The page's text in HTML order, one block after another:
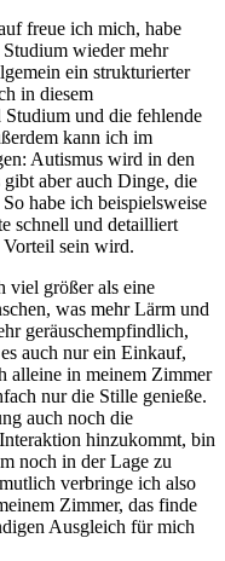
freue ich mich, habe
Studium wieder mehr
ein strukturierter
in diesem
und die fehlende
kann ich im
Autismus wird in den
aber auch Dinge, die
habe ich beispielsweise
schnell und detailliert
sein wird.
viel größer als eine
was mehr Lärm und
geräuschempfindlich,
auch nur ein Einkauf,
alleine in meinem Zimmer
nur die Stille genieße.
auch noch die
hinzukommt, bin
noch in der Lage zu
verbringe ich also
Zimmer, das finde
Ausgleich für mich